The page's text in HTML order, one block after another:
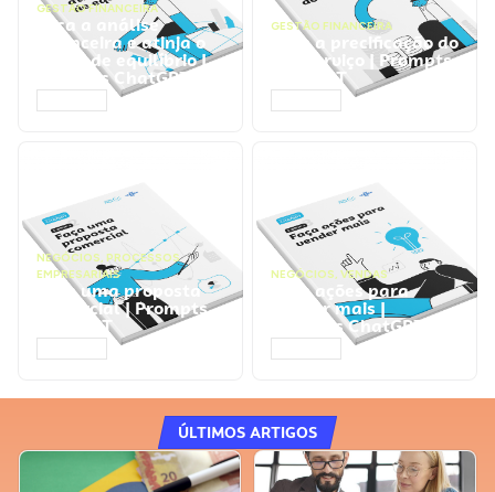
GESTÃO FINANCEIRA
Faça a análise
financeira e atinja o
ponto de equilíbrio |
Prompts ChatGPT
GESTÃO FINANCEIRA
Faça a precificação do
seu serviço | Prompts
ChatGPT
NEGÓCIOS, PROCESSOS
EMPRESARIAIS
Faça uma proposta
comercial | Prompts
ChatGPT
NEGÓCIOS, VENDAS
Faça ações para
vender mais |
Prompts ChatGPT
ÚLTIMOS ARTIGOS